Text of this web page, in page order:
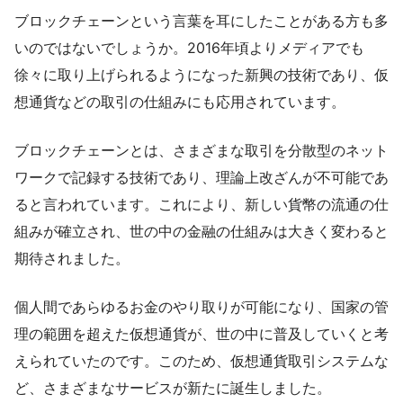
ブロックチェーンという言葉を耳にしたことがある方も多
いのではないでしょうか。2016年頃よりメディアでも
徐々に取り上げられるようになった新興の技術であり、仮
想通貨などの取引の仕組みにも応用されています。
ブロックチェーンとは、さまざまな取引を分散型のネット
ワークで記録する技術であり、理論上改ざんが不可能であ
ると言われています。これにより、新しい貨幣の流通の仕
組みが確立され、世の中の金融の仕組みは大きく変わると
期待されました。
個人間であらゆるお金のやり取りが可能になり、国家の管
理の範囲を超えた仮想通貨が、世の中に普及していくと考
えられていたのです。このため、仮想通貨取引システムな
ど、さまざまなサービスが新たに誕生しました。